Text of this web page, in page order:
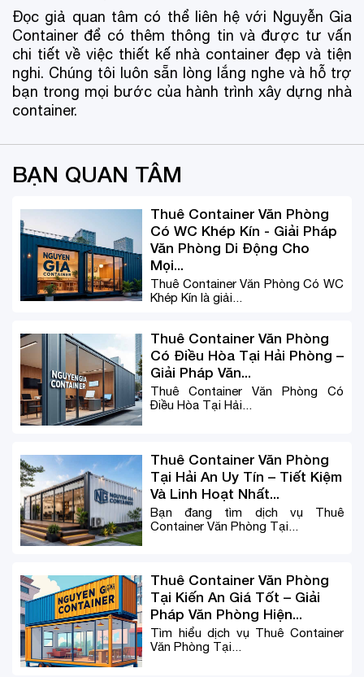
Đọc giả quan tâm có thể liên hệ với Nguyễn Gia
Container để có thêm thông tin và được tư vấn
chi tiết về việc thiết kế nhà container đẹp và tiện
nghi. Chúng tôi luôn sẵn lòng lắng nghe và hỗ trợ
bạn trong mọi bước của hành trình xây dựng nhà
container.
BẠN QUAN TÂM
Thuê Container Văn Phòng
Có WC Khép Kín - Giải Pháp
Văn Phòng Di Động Cho
Mọi...
Thuê Container Văn Phòng Có WC
Khép Kín là giải...
Thuê Container Văn Phòng
Có Điều Hòa Tại Hải Phòng –
Giải Pháp Văn...
Thuê Container Văn Phòng Có
Điều Hòa Tại Hải...
Thuê Container Văn Phòng
Tại Hải An Uy Tín – Tiết Kiệm
Và Linh Hoạt Nhất...
Bạn đang tìm dịch vụ Thuê
Container Văn Phòng Tại...
Thuê Container Văn Phòng
Tại Kiến An Giá Tốt – Giải
Pháp Văn Phòng Hiện...
Tìm hiểu dịch vụ Thuê Container
Văn Phòng Tại...